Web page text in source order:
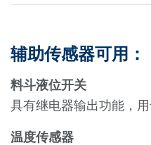
辅助传感器可用：
料斗液位开关
具有继电器输出功能，
温度传感器